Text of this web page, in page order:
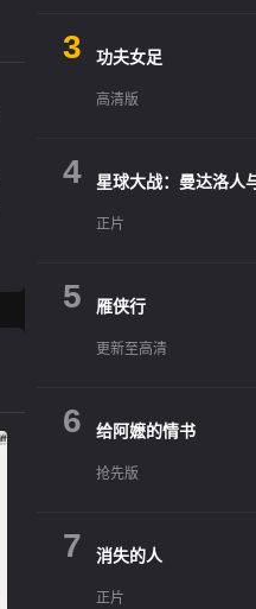
3 功夫女足
高清版
4 星球大战：曼达洛人
正片
5 雁侠行
更新至高清
6 给阿嬷的情书
抢先版
7 消失的人
正片